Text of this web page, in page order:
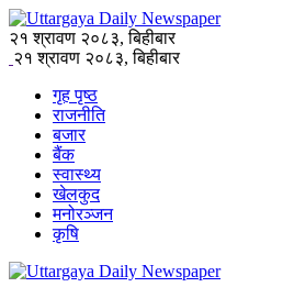
२१ श्रावण २०८३, बिहीबार
२१ श्रावण २०८३, बिहीबार
गृह पृष्ठ
राजनीति
बजार
बैंक
स्वास्थ्य
खेलकुद
मनोरञ्जन
कृषि